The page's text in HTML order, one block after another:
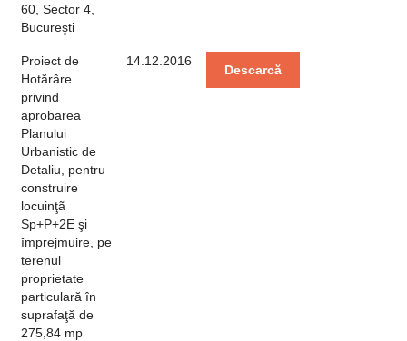
60, Sector 4,
Bucureşti
Proiect de
Hotărâre
privind
aprobarea
Planului
Urbanistic de
Detaliu, pentru
construire
locuinţã
Sp+P+2E şi
împrejmuire, pe
terenul
proprietate
particulară în
suprafaţă de
275,84 mp
14.12.2016
Descarcă